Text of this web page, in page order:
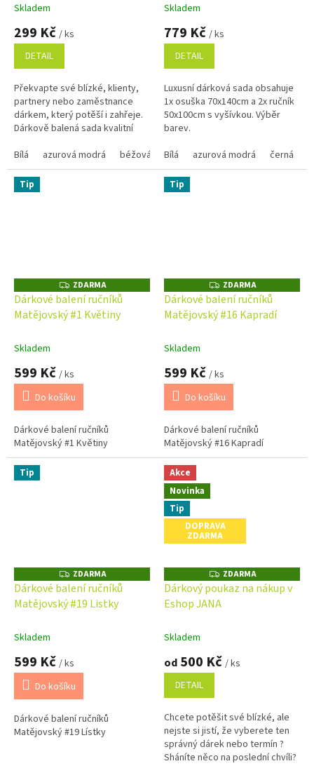
Skladem
299 Kč / ks
DETAIL
Překvapte své blízké, klienty,
partnery nebo zaměstnance
dárkem, který potěší i zahřeje.
Dárkově balená sada kvalitní
praktická, ale i stylová....
Bílá azurová modrá béžová černá červená hnědá 1420
Skladem
779 Kč / ks
DETAIL
Luxusní dárková sada obsahuje
1x osuška 70x140cm a 2x ručník
50x100cm s vyšívkou. Výběr
barev.
Bílá
azurová modrá černá
Tip
Z
D
A
R
ZDARMA
Dárkové balení ručníků
Matějovský #1 Květiny
Skladem
599 Kč / ks
Do košíku
Dárkové balení ručníků
Matějovský #1 Květiny
Tip
Z
D
A
R
ZDARMA
Dárkové balení ručníků
Matějovský #16 Kapradí
Skladem
599 Kč / ks
Do košíku
Dárkové balení ručníků
Matějovský #16 Kapradí
Tip
Z
D
A
R
ZDARMA
Dárkové balení ručníků
Matějovský #19 Listky
Skladem
599 Kč / ks
Do košíku
Dárkové balení ručníků
Matějovský #19 Lístky
Akce
Novinka
Tip
DOPRAVA
ZDARMA
Z
D
A
R
ZDARMA
Dárkový poukaz na nákup v
Eshop JANA
Skladem
od 500 Kč / ks
DETAIL
Chcete potěšit své blízké, ale
nejste si jistí, že vyberete ten
správný dárek nebo termín ?
Sháníte něco na poslední chvíli?